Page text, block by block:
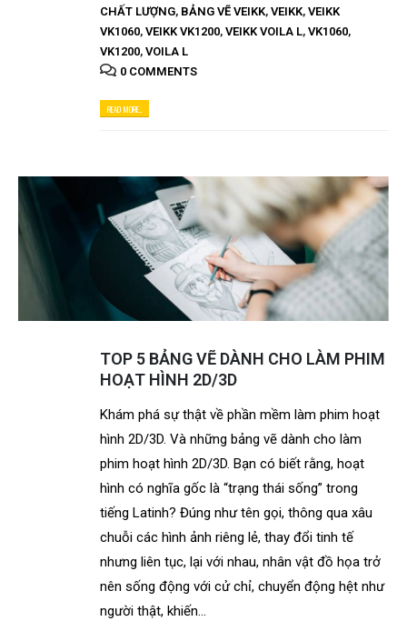
CHẤT LƯỢNG, BẢNG VẼ VEIKK, VEIKK, VEIKK
VK1060, VEIKK VK1200, VEIKK VOILA L, VK1060,
VK1200, VOILA L
0 COMMENTS
READ MORE...
TOP 5 BẢNG VẼ DÀNH CHO LÀM PHIM
HOẠT HÌNH 2D/3D
Khám phá sự thật về phần mềm làm phim hoạt
hình 2D/3D. Và những bảng vẽ dành cho làm
phim hoạt hình 2D/3D. Bạn có biết rằng, hoạt
hình có nghĩa gốc là “trạng thái sống” trong
tiếng Latinh? Đúng như tên gọi, thông qua xâu
chuỗi các hình ảnh riêng lẻ, thay đổi tinh tế
nhưng liên tục, lại với nhau, nhân vật đồ họa trở
nên sống động với cử chỉ, chuyển động hệt như
người thật, khiến...